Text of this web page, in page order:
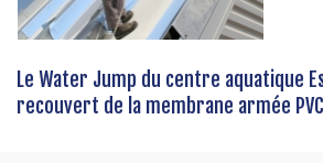
Le Water Jump du centre aquatique
recouvert de la membrane armée